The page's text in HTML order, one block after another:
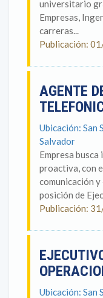
universitario
Empresas,
carreras...
Publicación:
AGENTE
Ubicación: San
Salvador
Empresa
proactiva, con
comunicación
posición de
Publicación:
Ubicación: